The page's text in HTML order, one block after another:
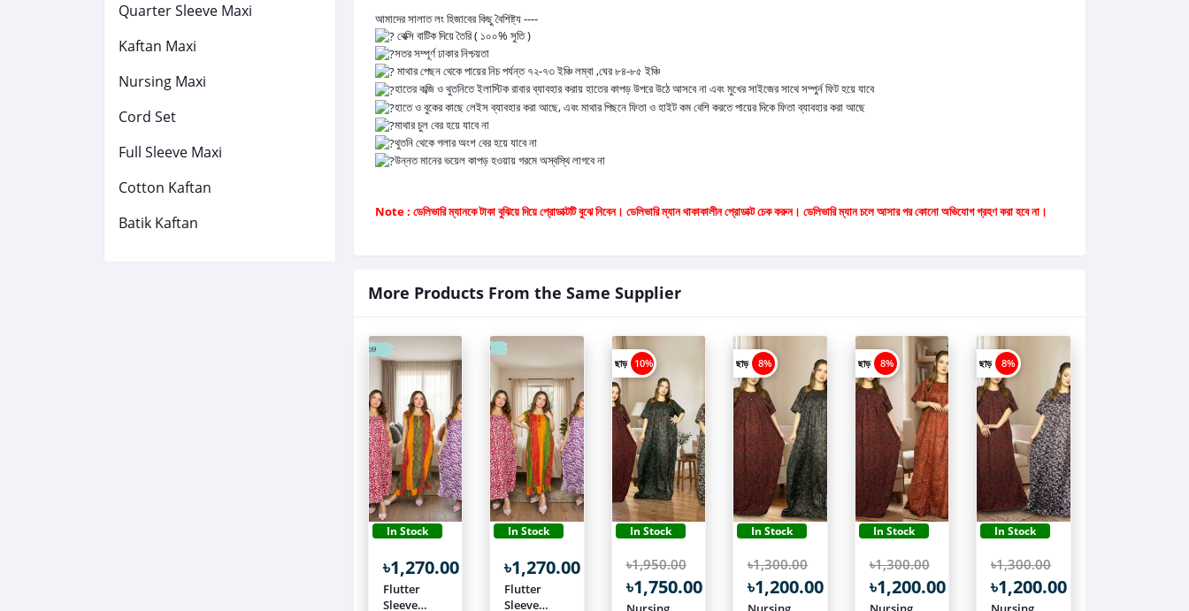
Quarter Sleeve Maxi
Kaftan Maxi
Nursing Maxi
Cord Set
Full Sleeve Maxi
Cotton Kaftan
Batik Kaftan
আমাদের সালাত লং হিজাবের কিছু বৈশিষ্ট্য ----
বেক্সি বাটিক দিয়ে তৈরি ( ১০০% সুতি )
সতর সম্পূর্ণ ঢাকার নিশ্চয়তা
মাথার পেছন থেকে পায়ের নিচ পর্যন্ত ৭২-৭৩ ইঞ্চি লম্বা ,ঘের ৮৪-৮৫ ইঞ্চি
হাতের কব্জি ও থুতনিতে ইলাস্টিক রাবার ব্যাবহার করায় হাতের কাপড় উপরে উঠে আসবে না এবং মুখের সাইজের সাথে সম্পুর্ন ফিট হয়ে যাবে
হাতে ও বুকের কাছে লেইস ব্যাবহার করা আছে, এবং মাথার পিছনে ফিতা ও হাইট কম বেশি করতে পায়ের দিকে ফিতা ব্যাবহার করা আছে
মাথার চুল বের হয়ে যাবে না
থুতনি থেকে গলার অংশ বের হয়ে যাবে না
উন্নত মানের ভয়েল কাপড় হওয়ায় গরমে অস্বস্থি লাগবে না
Note : ডেলিভারি ম্যানকে টাকা বুঝিয়ে দিয়ে প্রোডাক্টটি বুঝে নিবেন। ডেলিভারি ম্যান থাকাকালীন প্রোডাক্ট চেক করুন। ডেলিভারি ম্যান চলে আসার পর কোনো অভিযোগ গ্রহণ করা হবে না।
More Products From the Same Supplier
In Stock
৳1,270.00
Flutter
Sleeve
In Stock
৳1,270.00
Flutter
Sleeve
ছাড় 10%
In Stock
৳1,950.00
৳1,750.00
ছাড় 8%
In Stock
৳1,300.00
৳1,200.00
ছাড় 8%
In Stock
৳1,300.00
৳1,200.00
ছাড় 8%
In Stock
৳1,300.00
৳1,200.00